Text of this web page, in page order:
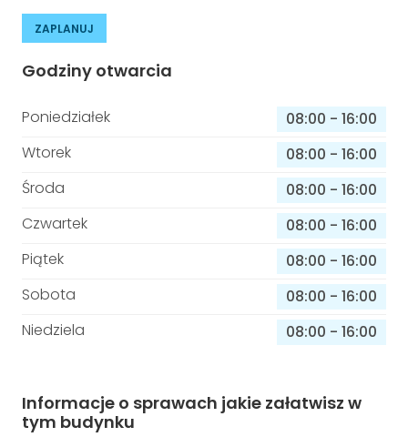
ZAPLANUJ
Godziny otwarcia
Poniedziałek 08:00 - 16:00
Wtorek
08:00 - 16:00
Środa
08:00 - 16:00
Czwartek
08:00 - 16:00
Piątek
08:00 - 16:00
Sobota
08:00 - 16:00
Niedziela
08:00 - 16:00
Informacje o sprawach jakie załatwisz w
tym budynku